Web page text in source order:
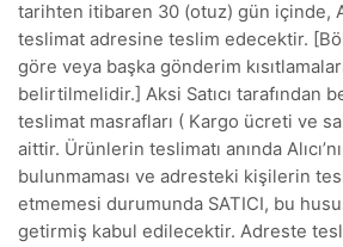
tarihten itibaren 30 (otuz) gün içinde,
teslimat adresine teslim edecektir.
göre veya başka gönderim
belirtilmelidir.] Aksi Satıcı tarafından
teslimat masrafları ( Kargo ücreti ve
aittir. Ürünlerin teslimatı anında
bulunmaması ve adresteki kişilerin
etmemesi durumunda SATICI, bu
getirmiş kabul edilecektir. Adreste